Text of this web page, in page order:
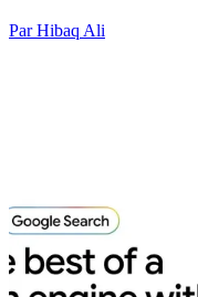
Par Hibaq Ali